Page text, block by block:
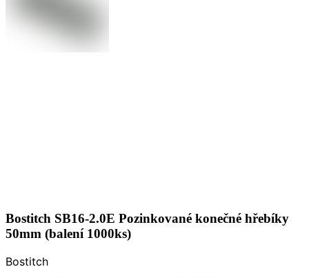
Bostitch SB16-2.0E Pozinkované konečné hřebíky
50mm (balení 1000ks)
Bostitch